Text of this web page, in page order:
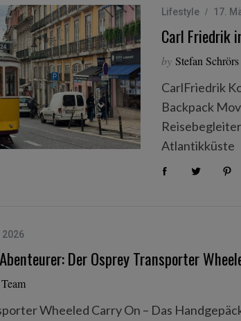
Lifestyle 17.
Carl Friedrik
by Stefan Schrörs
CarlFriedrik
Backpack
Atlantikküste
2026
Der Osprey Transporter
Wheeled Carry On – Das